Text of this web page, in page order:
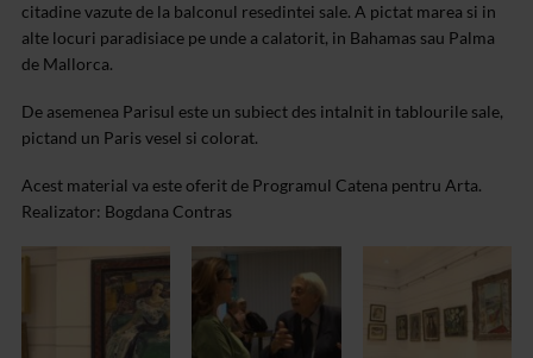
citadine vazute de la balconul resedintei sale. A pictat marea si in
alte locuri paradisiace pe unde a calatorit, in Bahamas sau Palma
de Mallorca.
De asemenea Parisul este un subiect des intalnit in tablourile sale,
pictand un Paris vesel si colorat.
Acest material va este oferit de Programul Catena pentru Arta.
Realizator: Bogdana Contras